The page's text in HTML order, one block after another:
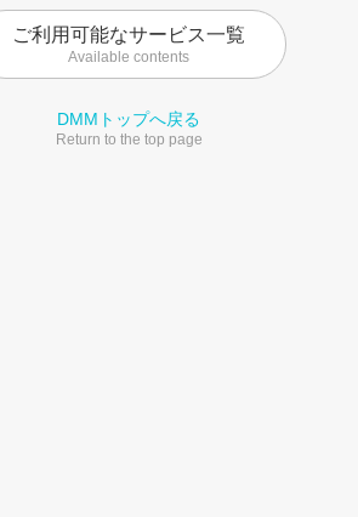
ご利用可能なサービス一覧
Available contents
DMMトップへ戻る
Return to the top page